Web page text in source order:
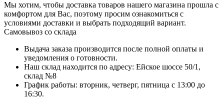
Мы хотим, чтобы доставка товаров нашего магазина прошла с
комфортом для Вас, поэтому просим ознакомиться с
условиями доставки и выбрать подходящий вариант.
Самовывоз со склада
Выдача заказа производится после полной оплаты и
уведомления о готовности.
Наш склад находится по адресу: Ейское шоссе 50/1,
склад №8
График работы: вторник, четверг, пятница с 13:00 до
16:30.